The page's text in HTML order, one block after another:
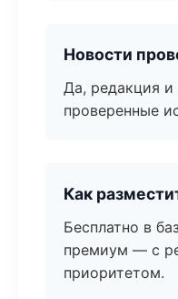
Новости
Да, редакция
проверенные
Как
Бесплатно в
премиум — с
приоритетом.